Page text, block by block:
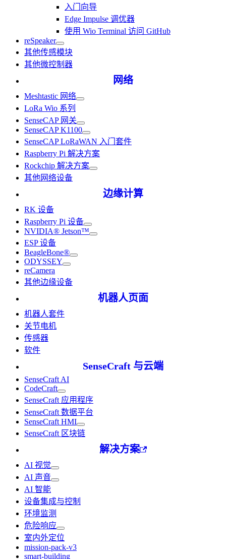
入门向导
Edge Impulse 调优器
使用 Wio Terminal 访问 GitHub
reSpeaker
其他传感模块
其他微控制器
网络
Meshtastic 网络
LoRa Wio 系列
SenseCAP 网关
SenseCAP K1100
SenseCAP LoRaWAN 入门套件
Raspberry Pi 解决方案
Rockchip 解决方案
其他网络设备
边缘计算
RK 设备
Raspberry Pi 设备
NVIDIA® Jetson™
ESP 设备
BeagleBone®
ODYSSEY
reCamera
其他边缘设备
机器人页面
机器人套件
关节电机
传感器
软件
SenseCraft 与云端
SenseCraft AI
CodeCraft
SenseCraft 应用程序
SenseCraft 数据平台
SenseCraft HMI
SenseCraft 区块链
解决方案
AI 视觉
AI 声音
AI 智能
设备集成与控制
环境监测
危险响应
室内外定位
mission-pack-v3
smart-building